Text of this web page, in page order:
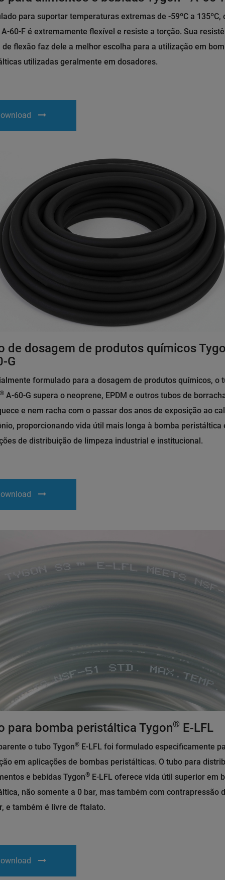
para suportar temperaturas extremas de -59ºC a 135ºC,
A-60-F é extremamente flexível e resiste a torção. Sua
flexão faz dele a melhor escolha para a utilização em
utilizadas geralmente em dosadores.
de dosagem de produtos químicos
G
formulado para a dosagem de produtos químicos, o
® A-60-G supera o neoprene, EPDM e outros tubos de
e nem racha com o passar dos anos de exposição ao
proporcionando vida útil mais longa à bomba peristáltica
de distribuição de limpeza industrial e institucional.
para bomba peristáltica Tygon® E-LFL
o tubo Tygon® E-LFL foi formulado especificamente
em aplicações de bombas peristálticas. O tubo para
e bebidas Tygon® E-LFL oferece vida útil superior em
não somente a 0 bar, mas também com contrapressão
e também é livre de ftalato.